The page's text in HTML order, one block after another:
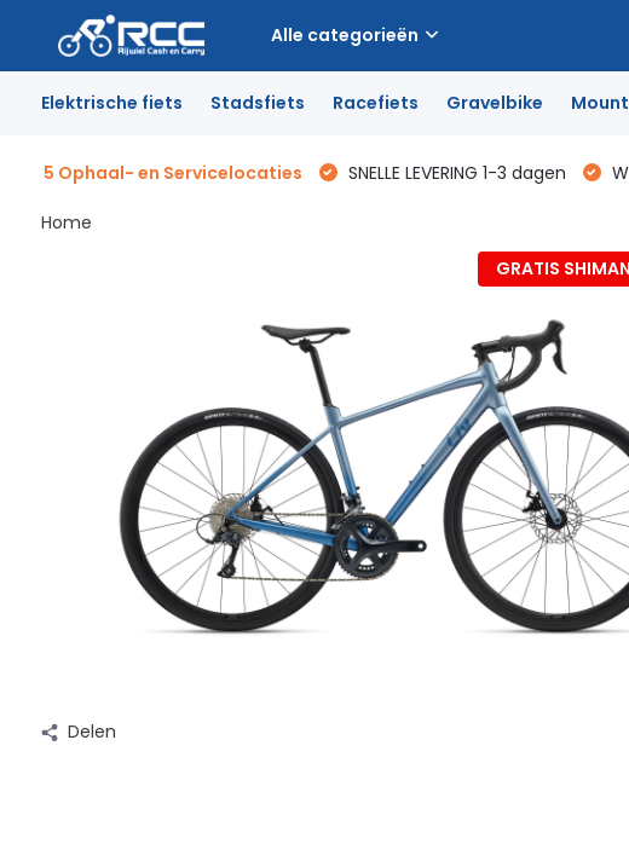
Alle categorieën
Elektrische fiets Stadsfiets Racefiets Gravelbike
5 Ophaal- en Servicelocaties SNELLE LEVERING 1-3 dagen
Home
GRATIS
Delen